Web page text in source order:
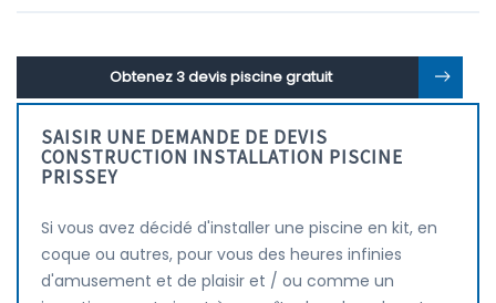
Obtenez 3 devis piscine gratuit
SAISIR UNE DEMANDE DE DEVIS
CONSTRUCTION INSTALLATION PISCINE
PRISSEY
Si vous avez décidé d'installer une piscine en kit, en
coque ou autres, pour vous des heures infinies
d'amusement et de plaisir et / ou comme un